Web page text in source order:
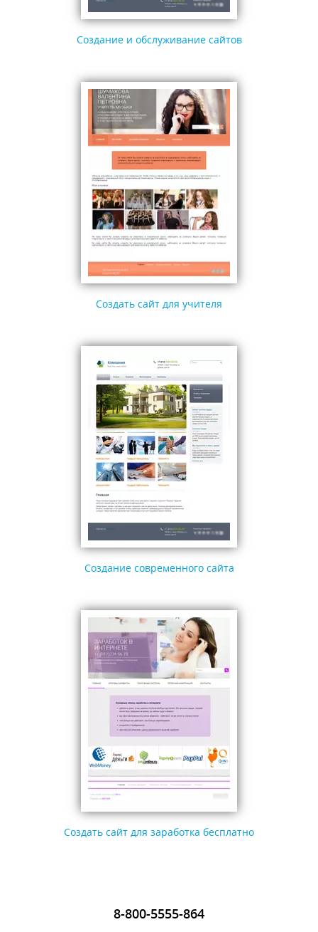
Создание и обслуживание сайтов
Создать сайт для учителя
Создание современного сайта
Создать сайт для заработка бесплатно
8-800-5555-864